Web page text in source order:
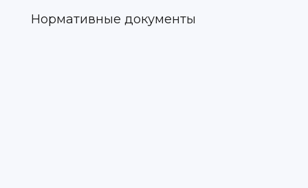
Нормативные документы